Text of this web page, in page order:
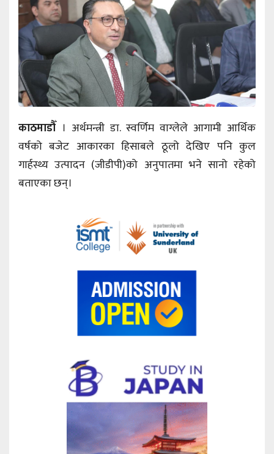
काठमाडौँ । अर्थमन्त्री डा. स्वर्णिम वाग्लेले आगामी आर्थिक
वर्षको बजेट आकारका हिसाबले ठूलो देखिए पनि कुल
गार्हस्थ्य उत्पादन (जीडीपी)को अनुपातमा भने सानो रहेको
बताएका छन्।